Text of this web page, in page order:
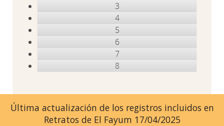
3
4
5
6
7
8
Última actualización de los registros incluidos en
Retratos de El Fayum 17/04/2025